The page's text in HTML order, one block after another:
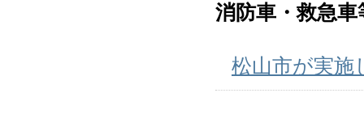
消防車・救急
松山市が実